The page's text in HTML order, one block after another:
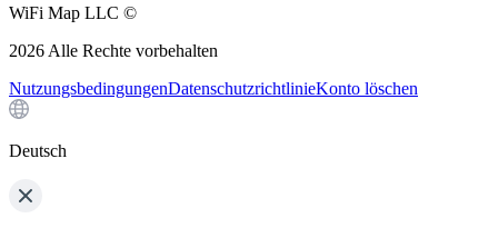
WiFi Map LLC ©
2026 Alle Rechte vorbehalten
NutzungsbedingungenDatenschutzrichtlinieKonto löschen
Deutsch